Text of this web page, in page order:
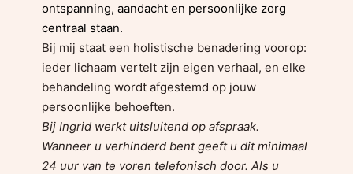
ontspanning, aandacht en persoonlijke zorg
centraal staan.
Bij mij staat een holistische benadering voorop:
ieder lichaam vertelt zijn eigen verhaal, en elke
behandeling wordt afgestemd op jouw
persoonlijke behoeften.
Bij Ingrid werkt uitsluitend op afspraak.
Wanneer u verhinderd bent geeft u dit minimaal
24 uur van te voren telefonisch door. Als u